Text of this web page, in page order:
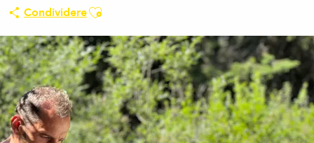
CondividereAjouter aux favoris